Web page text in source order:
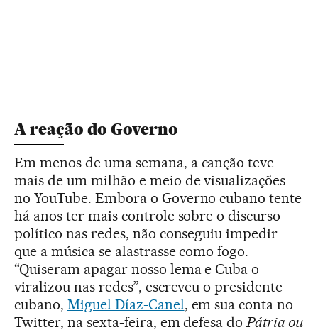
A reação do Governo
Em menos de uma semana, a canção teve
mais de um milhão e meio de visualizações
no YouTube. Embora o Governo cubano tente
há anos ter mais controle sobre o discurso
político nas redes, não conseguiu impedir
que a música se alastrasse como fogo.
“Quiseram apagar nosso lema e Cuba o
viralizou nas redes”, escreveu o presidente
cubano, Miguel Díaz-Canel, em sua conta no
Twitter, na sexta-feira, em defesa doPátria ou